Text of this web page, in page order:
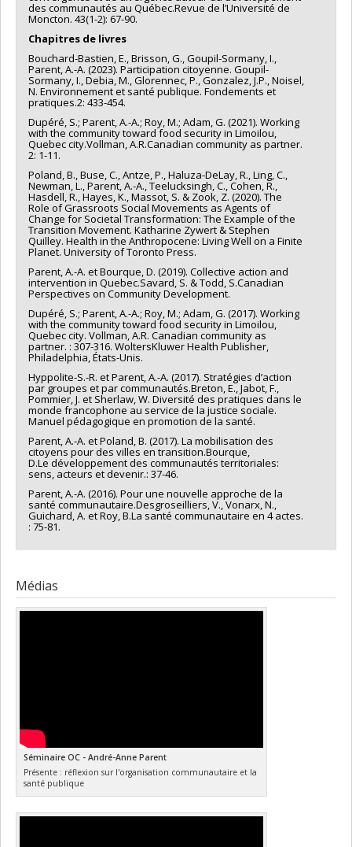
des communautés au Québec.Revue de l’Université de
Moncton. 43(1-2): 67-90.
Chapitres de livres
Bouchard-Bastien, E., Brisson, G., Goupil-Sormany, I.,
Parent, A.-A. (2023). Participation citoyenne. Goupil-
Sormany, I., Debia, M., Glorennec, P., Gonzalez, J.P., Noisel,
N. Environnement et santé publique. Fondements et
pratiques.2: 433-454.
Dupéré, S.; Parent, A.-A.; Roy, M.; Adam, G. (2021). Working
with the community toward food security in Limoilou,
Quebec city.Vollman, A.R.Canadian community as partner.
2: 1-11.
Poland, B., Buse, C., Antze, P., Haluza-DeLay, R., Ling, C.,
Newman, L., Parent, A.-A., Teelucksingh, C., Cohen, R.,
Hasdell, R., Hayes, K., Massot, S. & Zook, Z. (2020). The
Role of Grassroots Social Movements as Agents of
Change for Societal Transformation: The Example of the
Transition Movement. Katharine Zywert & Stephen
Quilley. Health in the Anthropocene: Living Well on a Finite
Planet. University of Toronto Press.
Parent, A.-A. et Bourque, D. (2019). Collective action and
intervention in Quebec.Savard, S. & Todd, S.Canadian
Perspectives on Community Development.
Dupéré, S.; Parent, A.-A.; Roy, M.; Adam, G. (2017). Working
with the community toward food security in Limoilou,
Quebec city. Vollman, A.R. Canadian community as
partner. : 307-316. WoltersKluwer Health Publisher,
Philadelphia, États-Unis.
Hyppolite-S.-R. et Parent, A.-A. (2017). Stratégies d’action
par groupes et par communautés.Breton, E., Jabot, F.,
Pommier, J. et Sherlaw, W. Diversité des pratiques dans le
monde francophone au service de la justice sociale.
Manuel pédagogique en promotion de la santé.
Parent, A.-A. et Poland, B. (2017). La mobilisation des
citoyens pour des villes en transition.Bourque,
D.Le développement des communautés territoriales:
sens, acteurs et devenir.: 37-46.
Parent, A.-A. (2016). Pour une nouvelle approche de la
santé communautaire.Desgroseilliers, V., Vonarx, N.,
Guichard, A. et Roy, B.La santé communautaire en 4 actes.
: 75-81.
Médias
Séminaire OC - André-Anne Parent
Présente : réflexion sur l'organisation communautaire et la
santé publique